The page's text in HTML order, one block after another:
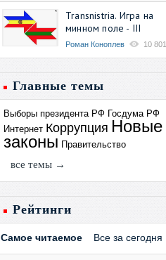
Transnistria. Игра на
минном поле - III
Роман Коноплев 10 801
Главные темы
Выборы президента РФ Госдума РФ
Интернет Коррупция Новые
законы Правительство
все темы →
Рейтинги
Самое читаемое Все за сегодня